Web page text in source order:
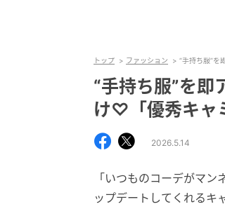
トップ ファッション “手持ち服”を
“手持ち服”を即
け♡「優秀キャ
2026.5.14
「いつものコーデがマ
ップデートしてくれるキ